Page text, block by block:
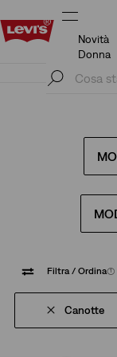
App Levi's.
Novità
Donna
App Levi's.
Filtra/ Ordina(1)
Canotte